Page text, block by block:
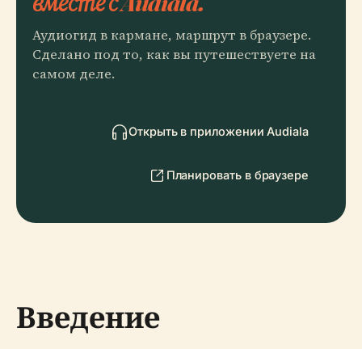
Аудиогид в кармане, маршрут в браузере.
Сделано под то, как вы путешествуете на
самом деле.
Открыть в приложении Audiala
Планировать в браузере
Введение